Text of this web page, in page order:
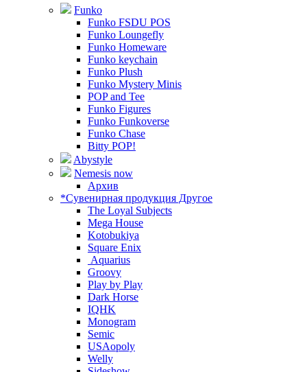
Funko
Funko FSDU POS
Funko Loungefly
Funko Homeware
Funko keychain
Funko Plush
Funko Mystery Minis
POP and Tee
Funko Figures
Funko Funkoverse
Funko Chase
Bitty POP!
Abystyle
Nemesis now
Архив
*Сувенирная продукция Другое
The Loyal Subjects
Mega House
Kotobukiya
Square Enix
Aquarius
Groovy
Play by Play
Dark Horse
IQHK
Monogram
Semic
USAopoly
Welly